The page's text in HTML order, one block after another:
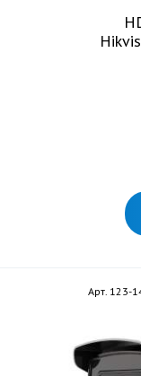
Арт. 123-